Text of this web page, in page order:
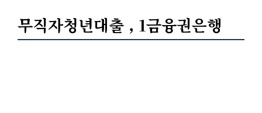
무직자청년대출 , 1금융권은행